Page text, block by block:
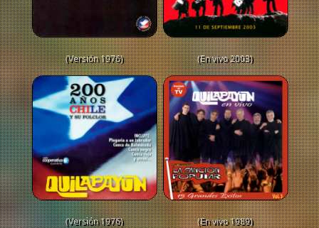
(Versión 1976) (En vivo 2003)
(Versión 1976) (En vivo 1989)